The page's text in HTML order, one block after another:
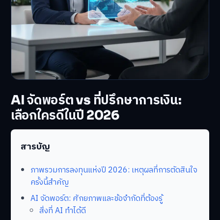
AI จัดพอร์ต vs ที่ปรึกษาการเงิน:
เลือกใครดีในปี 2026
สารบัญ
ภาพรวมการลงทุนแห่งปี 2026: เหตุผลที่การตัดสินใจ
ครั้งนี้สำคัญ
AI จัดพอร์ต: ศักยภาพและข้อจำกัดที่ต้องรู้
สิ่งที่ AI ทำได้ดี